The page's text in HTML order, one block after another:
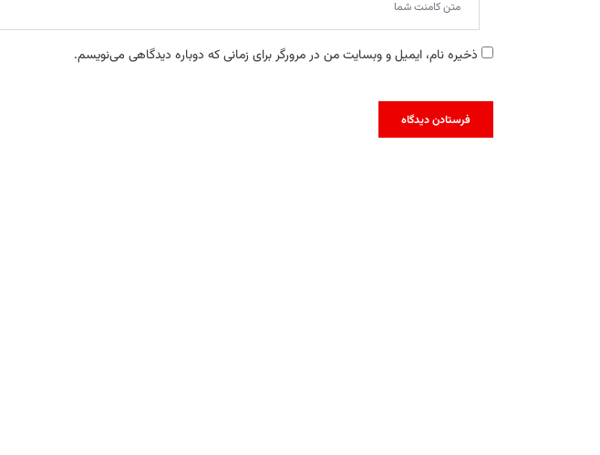
ذخیره نام، ایمیل و وبسایت من در مرورگر برای زمانی که دوباره دیدگاهی می‌نویسم.